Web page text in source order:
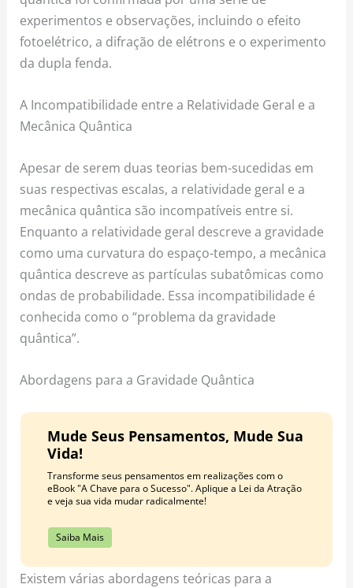
experimentos e observações, incluindo o efeito
fotoelétrico, a difração de elétrons e o experimento
da dupla fenda.
A Incompatibilidade entre a Relatividade Geral e a
Mecânica Quântica
Apesar de serem duas teorias bem-sucedidas em
suas respectivas escalas, a relatividade geral e a
mecânica quântica são incompatíveis entre si.
Enquanto a relatividade geral descreve a gravidade
como uma curvatura do espaço-tempo, a mecânica
quântica descreve as partículas subatômicas como
ondas de probabilidade. Essa incompatibilidade é
conhecida como o “problema da gravidade
quântica”.
Abordagens para a Gravidade Quântica
Mude Seus Pensamentos, Mude Sua
Vida!
Transforme seus pensamentos em realizações com o
eBook "A Chave para o Sucesso". Aplique a Lei da Atração
e veja sua vida mudar radicalmente!
Saiba Mais
Existem várias abordagens teóricas para a